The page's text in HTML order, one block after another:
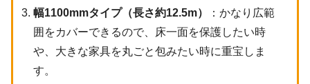
幅1100mmタイプ（長さ約12.5m）
：かなり広範
囲をカバーできるので、床一面を保護したい時
や、大きな家具を丸ごと包みたい時に重宝しま
す。